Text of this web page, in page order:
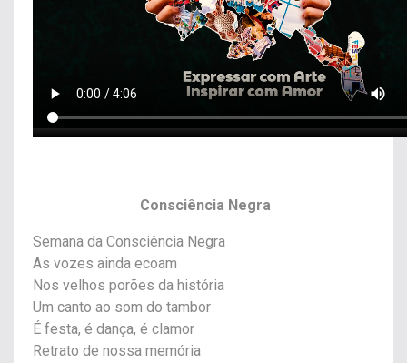
Consciência Negra
Semana da Consciência Negra
As vozes ainda ecoam
Nos velhos porões da história
Um canto ao som do tambor
É festa, é dança, é clamor
Retrato de nossa memória